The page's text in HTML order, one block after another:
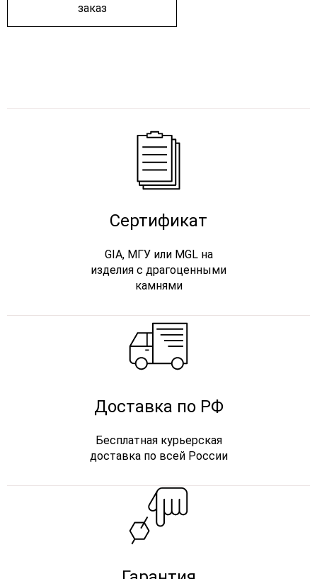
заказ
Сертификат
GIA, МГУ или MGL на
изделия с драгоценными
камнями
Доставка по РФ
Бесплатная курьерская
доставка по всей России